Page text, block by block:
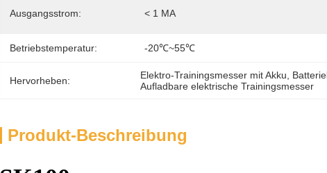
Ausgangsstrom: < 1 MA
Betriebstemperatur: -20℃~55℃
Hervorheben: Elektro-Trainingsmesser mit Akku
Aufladbare elektrische Trainingsmesser
Produkt-Beschreibung